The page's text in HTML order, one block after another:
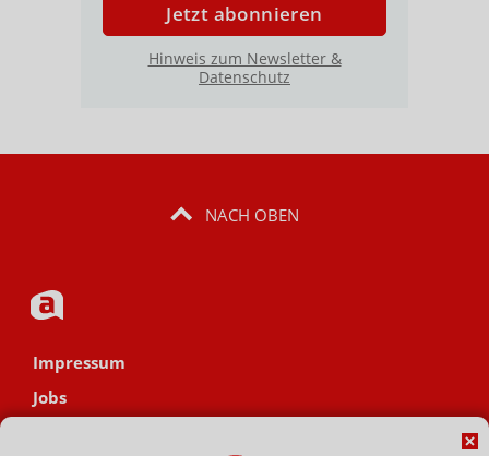
Jetzt abonnieren
Hinweis zum Newsletter &
Datenschutz
NACH OBEN
Impressum
Jobs